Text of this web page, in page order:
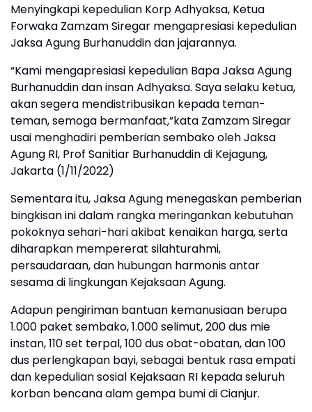
Menyingkapi kepedulian Korp Adhyaksa, Ketua
Forwaka Zamzam Siregar mengapresiasi kepedulian
Jaksa Agung Burhanuddin dan jajarannya.
“Kami mengapresiasi kepedulian Bapa Jaksa Agung
Burhanuddin dan insan Adhyaksa. Saya selaku ketua,
akan segera mendistribusikan kepada teman-
teman, semoga bermanfaat,”kata Zamzam Siregar
usai menghadiri pemberian sembako oleh Jaksa
Agung RI, Prof Sanitiar Burhanuddin di Kejagung,
Jakarta (1/11/2022)
Sementara itu, Jaksa Agung menegaskan pemberian
bingkisan ini dalam rangka meringankan kebutuhan
pokoknya sehari-hari akibat kenaikan harga, serta
diharapkan mempererat silahturahmi,
persaudaraan, dan hubungan harmonis antar
sesama di lingkungan Kejaksaan Agung.
Adapun pengiriman bantuan kemanusiaan berupa
1.000 paket sembako, 1.000 selimut, 200 dus mie
instan, 110 set terpal, 100 dus obat-obatan, dan 100
dus perlengkapan bayi, sebagai bentuk rasa empati
dan kepedulian sosial Kejaksaan RI kepada seluruh
korban bencana alam gempa bumi di Cianjur.